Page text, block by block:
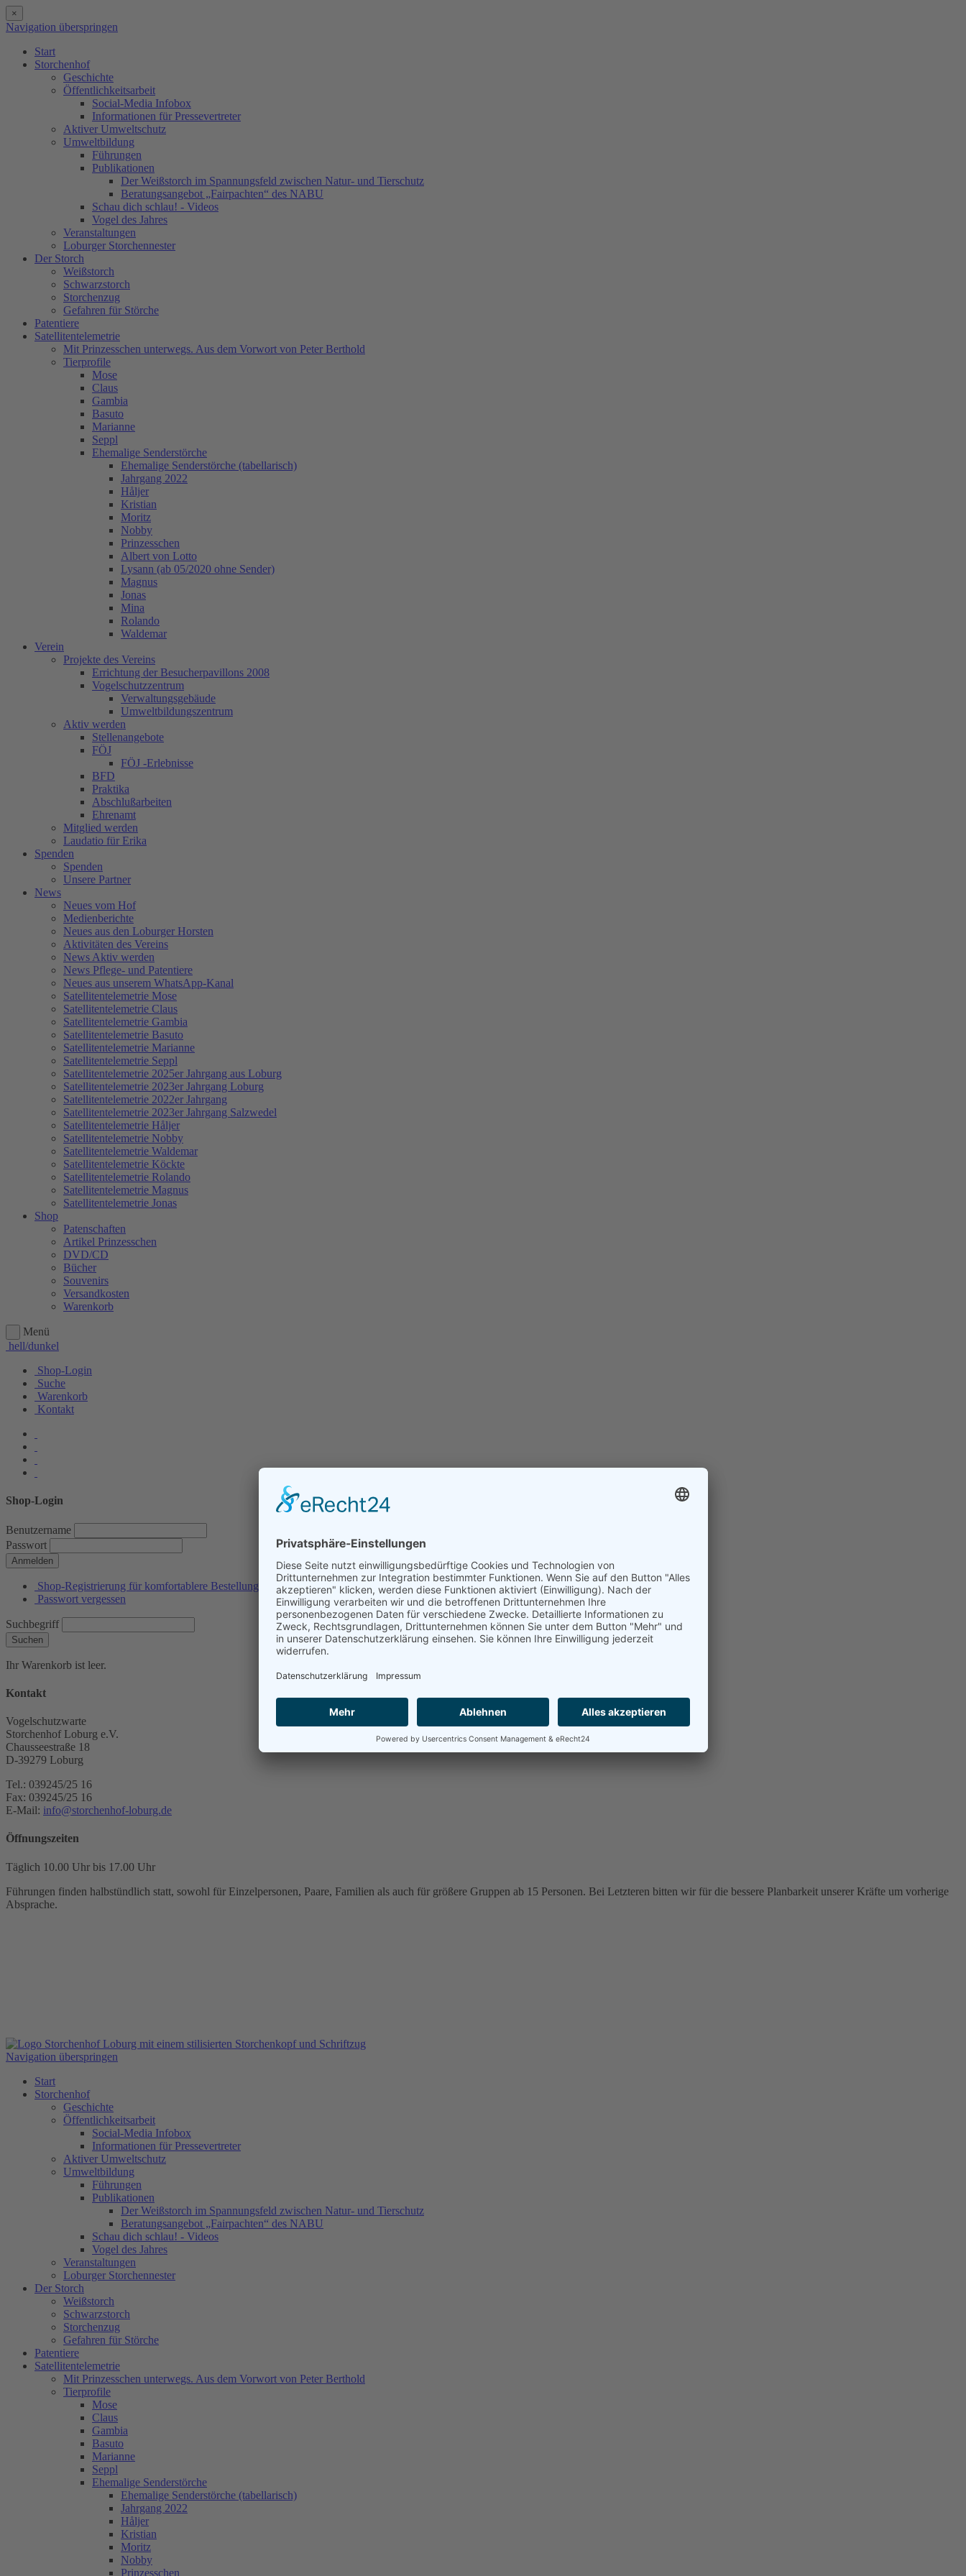
×
Navigation überspringen
Start
Storchenhof
Geschichte
Öffentlichkeitsarbeit
Social-Media Infobox
Informationen für Pressevertreter
Aktiver Umweltschutz
Umweltbildung
Führungen
Publikationen
Der Weißstorch im Spannungsfeld zwischen Natur- und Tierschutz
Beratungsangebot „Fairpachten“ des NABU
Schau dich schlau! - Videos
Vogel des Jahres
Veranstaltungen
Loburger Storchennester
Der Storch
Weißstorch
Schwarzstorch
Storchenzug
Gefahren für Störche
Patentiere
Satellitentelemetrie
Mit Prinzesschen unterwegs. Aus dem Vorwort von Peter Berthold
Tierprofile
Mose
Claus
Gambia
Basuto
Marianne
Seppl
Ehemalige Senderstörche
Ehemalige Senderstörche (tabellarisch)
Jahrgang 2022
Håljer
Kristian
Moritz
Nobby
Prinzesschen
Albert von Lotto
Lysann (ab 05/2020 ohne Sender)
Magnus
Jonas
Mina
Rolando
Waldemar
Verein
Projekte des Vereins
Errichtung der Besucherpavillons 2008
Vogelschutzzentrum
Verwaltungsgebäude
Umweltbildungszentrum
Aktiv werden
Stellenangebote
FÖJ
FÖJ -Erlebnisse
BFD
Praktika
Abschlußarbeiten
Ehrenamt
Mitglied werden
Laudatio für Erika
Spenden
Spenden
Unsere Partner
News
Neues vom Hof
Medienberichte
Neues aus den Loburger Horsten
Aktivitäten des Vereins
News Aktiv werden
News Pflege- und Patentiere
Neues aus unserem WhatsApp-Kanal
Satellitentelemetrie Mose
Satellitentelemetrie Claus
Satellitentelemetrie Gambia
Satellitentelemetrie Basuto
Satellitentelemetrie Marianne
Satellitentelemetrie Seppl
Satellitentelemetrie 2025er Jahrgang aus Loburg
Satellitentelemetrie 2023er Jahrgang Loburg
Satellitentelemetrie 2022er Jahrgang
Satellitentelemetrie 2023er Jahrgang Salzwedel
Satellitentelemetrie Håljer
Satellitentelemetrie Nobby
Satellitentelemetrie Waldemar
Satellitentelemetrie Köckte
Satellitentelemetrie Rolando
Satellitentelemetrie Magnus
Satellitentelemetrie Jonas
Shop
Patenschaften
Artikel Prinzesschen
DVD/CD
Bücher
Souvenirs
Versandkosten
Warenkorb
Menü
hell/dunkel
Shop-Login
Suche
Warenkorb
Kontakt
Shop-Login
Benutzername
Passwort
Anmelden
Shop-Registrierung für komfortablere Bestellungen
Passwort vergessen
Suchbegriff
Suchen
Ihr Warenkorb ist leer.
Kontakt
Vogelschutzwarte
Storchenhof Loburg e.V.
Chausseestraße 18
D-39279 Loburg
Tel.: 039245/25 16
Fax: 039245/25 16
E-Mail: info@storchenhof-loburg.de
Öffnungszeiten
Täglich 10.00 Uhr bis 17.00 Uhr
Führungen finden halbstündlich statt, sowohl für Einzelpersonen, Paare, Familien als auch für größere Gruppen ab 15 Personen. Bei Letzteren bitten wir für die bessere Planbarkeit unserer Kräfte um vorherige
Absprache.
Navigation überspringen
Start
Storchenhof
Geschichte
Öffentlichkeitsarbeit
Social-Media Infobox
Informationen für Pressevertreter
Aktiver Umweltschutz
Umweltbildung
Führungen
Publikationen
Der Weißstorch im Spannungsfeld zwischen Natur- und Tierschutz
Beratungsangebot „Fairpachten“ des NABU
Schau dich schlau! - Videos
Vogel des Jahres
Veranstaltungen
Loburger Storchennester
Der Storch
Weißstorch
Schwarzstorch
Storchenzug
Gefahren für Störche
Patentiere
Satellitentelemetrie
Mit Prinzesschen unterwegs. Aus dem Vorwort von Peter Berthold
Tierprofile
Mose
Claus
Gambia
Basuto
Marianne
Seppl
Ehemalige Senderstörche
Ehemalige Senderstörche (tabellarisch)
Jahrgang 2022
Håljer
Kristian
Moritz
Nobby
Prinzesschen